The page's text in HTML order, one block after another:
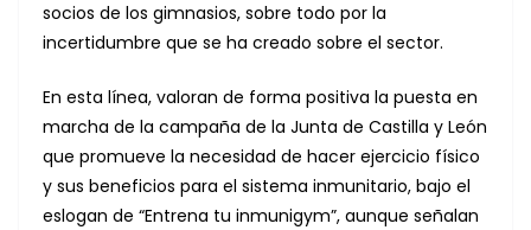
socios de los gimnasios, sobre todo por la
incertidumbre que se ha creado sobre el sector.
En esta línea, valoran de forma positiva la puesta en
marcha de la campaña de la Junta de Castilla y León
que promueve la necesidad de hacer ejercicio físico
y sus beneficios para el sistema inmunitario, bajo el
eslogan de “Entrena tu inmunigym”, aunque señalan